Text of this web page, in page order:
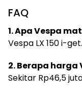
FAQ
1. Apa Vespa
Vespa LX 150 i-get.
2. Berapa harga
Sekitar Rp46,5